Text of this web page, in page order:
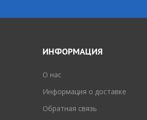
ИНФОРМАЦИЯ
O нас
Информация о доставке
Обратная связь